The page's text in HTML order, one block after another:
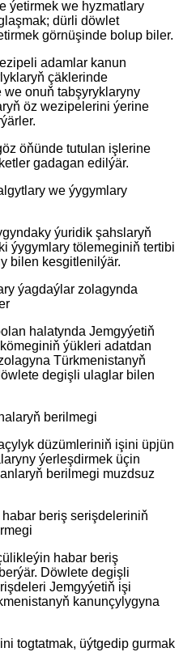
ýetirmek we hyzmatlary
dürli döwlet
görnüşinde bolup biler.
adamlar kanun
çäklerinde
onuň tabşyryklaryny
öz wezipelerini ýerine
öňünde tutulan işlerine
gadagan edilýär.
we ýygymlary
ýuridik şahslaryň
ýygymlary tölemeginiň tertibi
bilen kesgitlenilýär.
ýagdaýlar zolagynda
halatynda Jemgyýetiň
ýükleri adatdan
Türkmenistanyň
degişli ulaglar bilen
berilmegi
düzümleriniň işini üpjün
ýerleşdirmek üçin
berilmegi muzdsuz
beriş serişdeleriniň
habar beriş
Döwlete degişli
Jemgyýetiň işi
kanunçylygyna
togtatmak, üýtgedip gurmak